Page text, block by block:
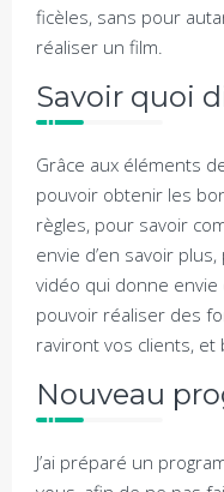
ficèles, sans pour
réaliser un film.
Savoir quoi
Grâce aux éléments
pouvoir obtenir les
règles, pour savoir
envie d’en savoir
vidéo qui donne envie
pouvoir réaliser des
raviront vos clients, et
Nouveau
J’ai préparé un